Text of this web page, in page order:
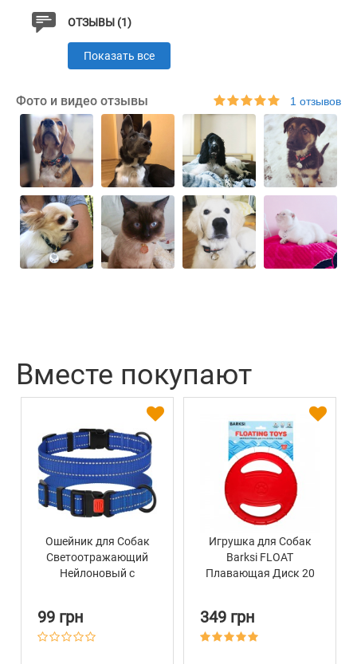
ОТЗЫВЫ (1)
Показать все
Фото и видео отзывы 1 отзывов
Вместе покупают
Ошейник для Собак
Светоотражающий
Нейлоновый с
Active Синий
99 грн
Игрушка для Собак
Barksi FLOAT
Плавающая Диск 20
349 грн